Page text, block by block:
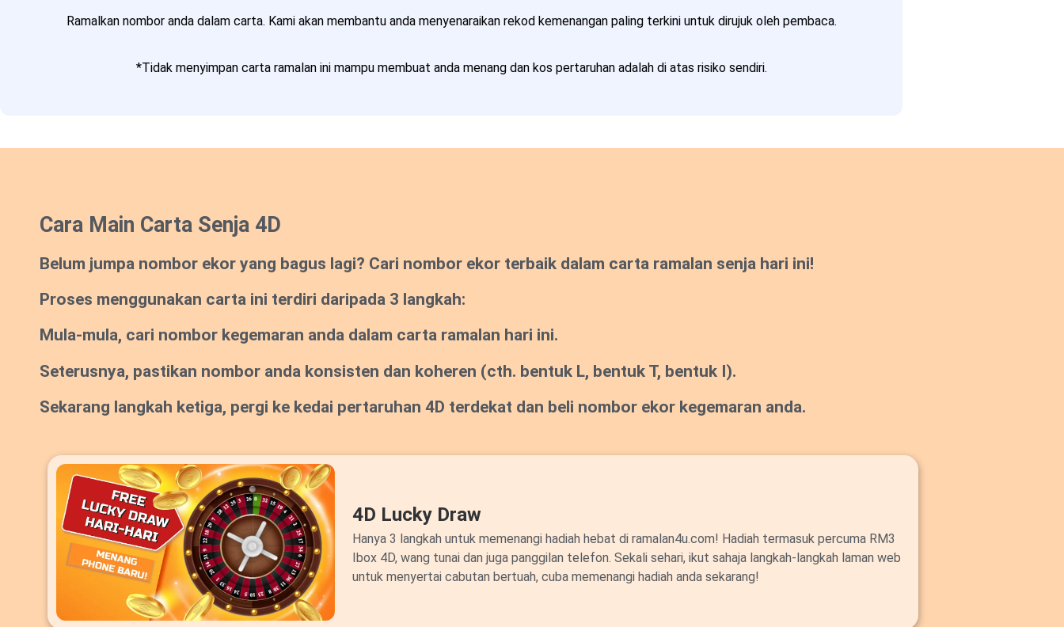
Ramalkan nombor anda dalam carta. Kami akan membantu anda menyenaraikan rekod kemenangan paling terkini untuk dirujuk oleh pembaca.
*Tidak menyimpan carta ramalan ini mampu membuat anda menang dan kos pertaruhan adalah di atas risiko sendiri.
Cara Main Carta Senja 4D
Belum jumpa nombor ekor yang bagus lagi? Cari nombor ekor terbaik dalam carta ramalan senja hari ini!
Proses menggunakan carta ini terdiri daripada 3 langkah:
Mula-mula, cari nombor kegemaran anda dalam carta ramalan hari ini.
Seterusnya, pastikan nombor anda konsisten dan koheren (cth. bentuk L, bentuk T, bentuk I).
Sekarang langkah ketiga, pergi ke kedai pertaruhan 4D terdekat dan beli nombor ekor kegemaran anda.
4D Lucky Draw
Hanya 3 langkah untuk memenangi hadiah hebat di ramalan4u.com! Hadiah termasuk percuma RM3
Ibox 4D, wang tunai dan juga panggilan telefon. Sekali sehari, ikut sahaja langkah-langkah laman web
untuk menyertai cabutan bertuah, cuba memenangi hadiah anda sekarang!